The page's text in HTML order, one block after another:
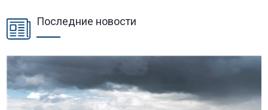
Последние новости